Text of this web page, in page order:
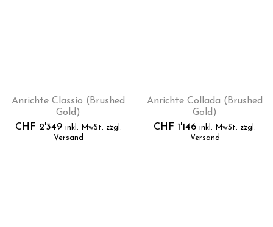
Anrichte Classio (Brushed
Gold)
CHF 2'349 inkl. MwSt. zzgl.
Versand
Anrichte Collada (Brushed
Gold)
CHF 1'146 inkl. MwSt. zzgl.
Versand